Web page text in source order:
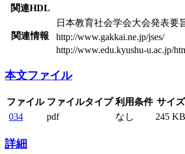
関連HDL
関連情報
日本教育社会学会大会発表要
http://www.gakkai.ne.jp/jses/
http://www.edu.kyushu-u.ac.jp/
本文ファイル
ファイル ファイルタイプ 利用条件 サイズ
034
pdf なし 245 KB
詳細